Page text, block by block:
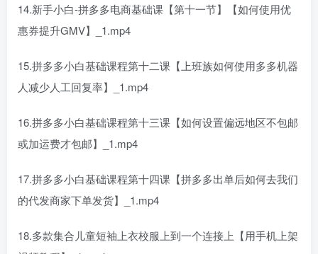
14.新手小白-拼多多电商基础课【第十一节】【如何使用优
惠券提升GMV】_1.mp4
15.拼多多小白基础课程第十二课【上班族如何使用多多机器
人减少人工回复率】_1.mp4
16.拼多多小白基础课程第十三课【如何设置偏远地区不包邮
或加运费才包邮】_1.mp4
17.拼多多小白基础课程第十四课【拼多多出单后如何去我们
的代发商家下单发货】_1.mp4
18.多款集合儿童短袖上衣校服上到一个连接上【用手机上架